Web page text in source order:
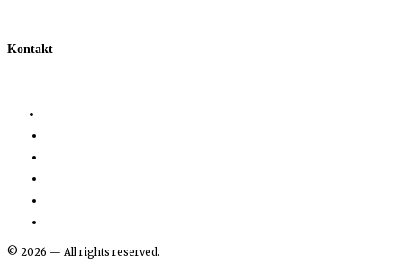
Kontakt
© 2026 — All rights reserved.